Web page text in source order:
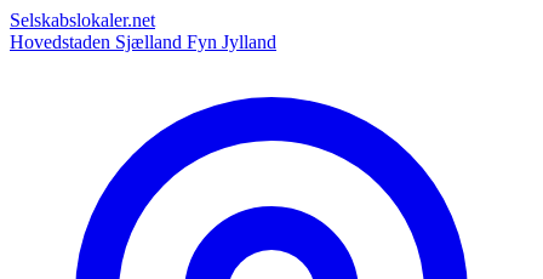
Selskabslokaler.net
Hovedstaden Sjælland Fyn Jylland